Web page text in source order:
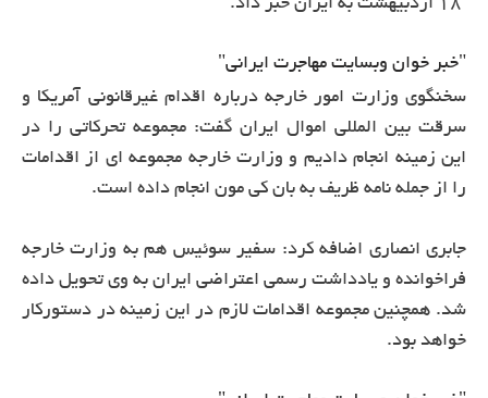
"خبر خوان وبسایت مهاجرت ایرانی"
سخنگوی وزارت امور خارجه درباره اقدام غیرقانونی آمریکا و
سرقت بین المللی اموال ایران گفت: مجموعه تحرکاتی را در
این زمینه انجام دادیم و وزارت خارجه مجموعه ای از اقدامات
را از جمله نامه ظریف به بان کی مون انجام داده است.
جابری انصاری اضافه کرد: سفیر سوئیس هم به وزارت خارجه
فراخوانده و یادداشت رسمی اعتراضی ایران به وی تحویل داده
شد. همچنین مجموعه اقدامات لازم در این زمینه در دستورکار
خواهد بود.